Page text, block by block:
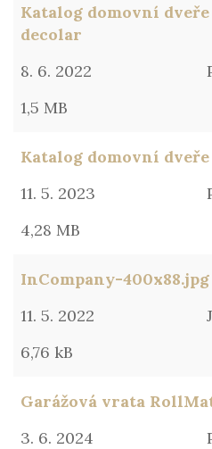
Katalog domovní
decolar
8. 6. 2022
1,5 MB
Katalog domovní
11. 5. 2023
4,28 MB
InCompany-400x88.jpg
11. 5. 2022
6,76 kB
Garážová vrata
3. 6. 2024